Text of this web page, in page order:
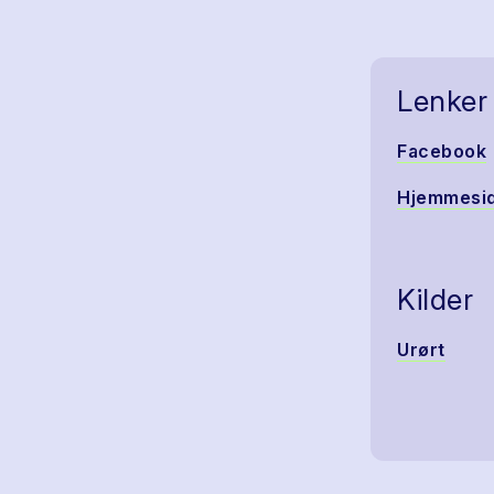
Lenker
Facebook
Kilder
Urørt